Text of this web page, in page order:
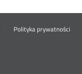
Polityka prywatności